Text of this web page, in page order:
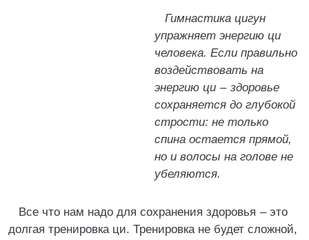
Гимнастика цигун
упражняет энергию ци
человека. Если правильно
воздействовать на
энергию ци – здоровье
сохраняется до глубокой
стрости: не только
спина остается прямой,
но и волосы на голове не
убеляются.
Все что нам надо для сохранения здоровья – это
долгая тренировка ци. Тренировка не будет сложной,